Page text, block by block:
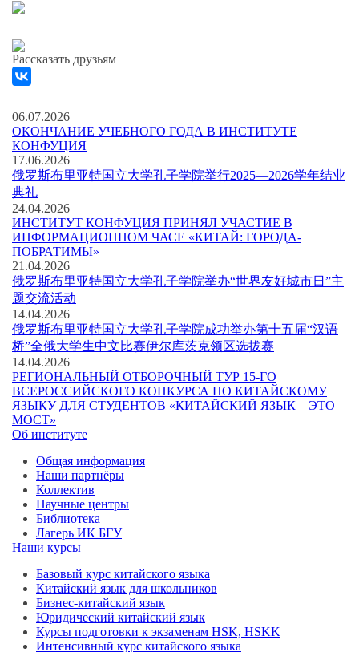
Рассказать друзьям
06.07.2026
ОКОНЧАНИЕ УЧЕБНОГО ГОДА В ИНСТИТУТЕ
КОНФУЦИЯ
17.06.2026
俄罗斯布里亚特国立大学孔子学院举行2025—2026学年结业
典礼
24.04.2026
ИНСТИТУТ КОНФУЦИЯ ПРИНЯЛ УЧАСТИЕ В
ИНФОРМАЦИОННОМ ЧАСЕ «КИТАЙ: ГОРОДА-
ПОБРАТИМЫ»
21.04.2026
俄罗斯布里亚特国立大学孔子学院举办“世界友好城市日”主
题交流活动
14.04.2026
俄罗斯布里亚特国立大学孔子学院成功举办第十五届“汉语
桥”全俄大学生中文比赛伊尔库茨克领区选拔赛
14.04.2026
РЕГИОНАЛЬНЫЙ ОТБОРОЧНЫЙ ТУР 15-ГО
ВСЕРОССИЙСКОГО КОНКУРСА ПО КИТАЙСКОМУ
ЯЗЫКУ ДЛЯ СТУДЕНТОВ «КИТАЙСКИЙ ЯЗЫК – ЭТО
МОСТ»
Об институте
Общая информация
Наши партнёры
Коллектив
Научные центры
Библиотека
Лагерь ИК БГУ
Наши курсы
Базовый курс китайского языка
Китайский язык для школьников
Бизнес-китайский язык
Юридический китайский язык
Курсы подготовки к экзаменам HSK, HSKK
Интенсивный курс китайского языка